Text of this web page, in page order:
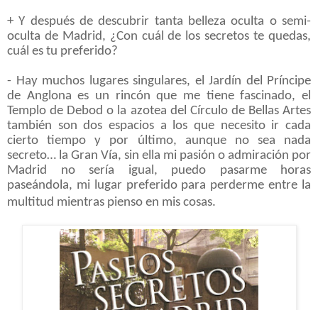
+ Y después de descubrir tanta belleza oculta o semi-
oculta de Madrid, ¿Con cuál de los secretos te quedas,
cuál es tu preferido?
- Hay muchos lugares singulares, el Jardín del Príncipe
de Anglona es un rincón que me tiene fascinado, el
Templo de Debod o la azotea del Círculo de Bellas Artes
también son dos espacios a los que necesito ir cada
cierto tiempo y por último, aunque no sea nada
secreto… la Gran Vía, sin ella mi pasión o admiración por
Madrid no sería igual, puedo pasarme horas
paseándola, mi lugar preferido para perderme entre la
multitud mientras pienso en mis cosas.